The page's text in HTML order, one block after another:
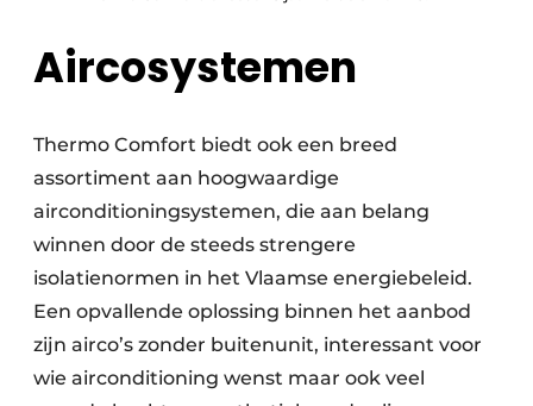
Aircosystemen
Thermo Comfort biedt ook een breed
assortiment aan hoogwaardige
airconditioningsystemen, die aan belang
winnen door de steeds strengere
isolatienormen in het Vlaamse energiebeleid.
Een opvallende oplossing binnen het aanbod
zijn airco’s zonder buitenunit, interessant voor
wie airconditioning wenst maar ook veel